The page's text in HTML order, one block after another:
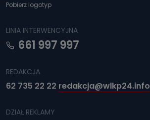
Pobierz logotyp
LINIA INTERWENCYJNA
661 997 997
REDAKCJA
62 735 22 22 redakcja@wlkp24.info
DZIAŁ REKLAMY